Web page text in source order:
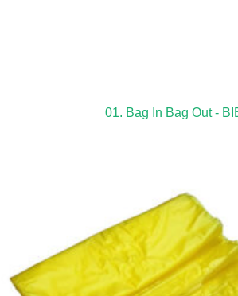
01. Bag In Bag Out -